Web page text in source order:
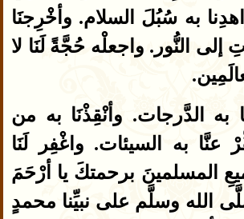
به سُبُلَ السلام. وأخْرِجنَا
إلى النُّور. واجعلْه حُجَّةً لَنَا لا
به الدَّرجات. وأنْقِذْنَا به من
عنَّا به السيئات. واغْفِر لَنَا
المسلمينَ برحمتكَ يا أرْحَمَ
الله وسلَّم على نبيِّنا محمدٍ